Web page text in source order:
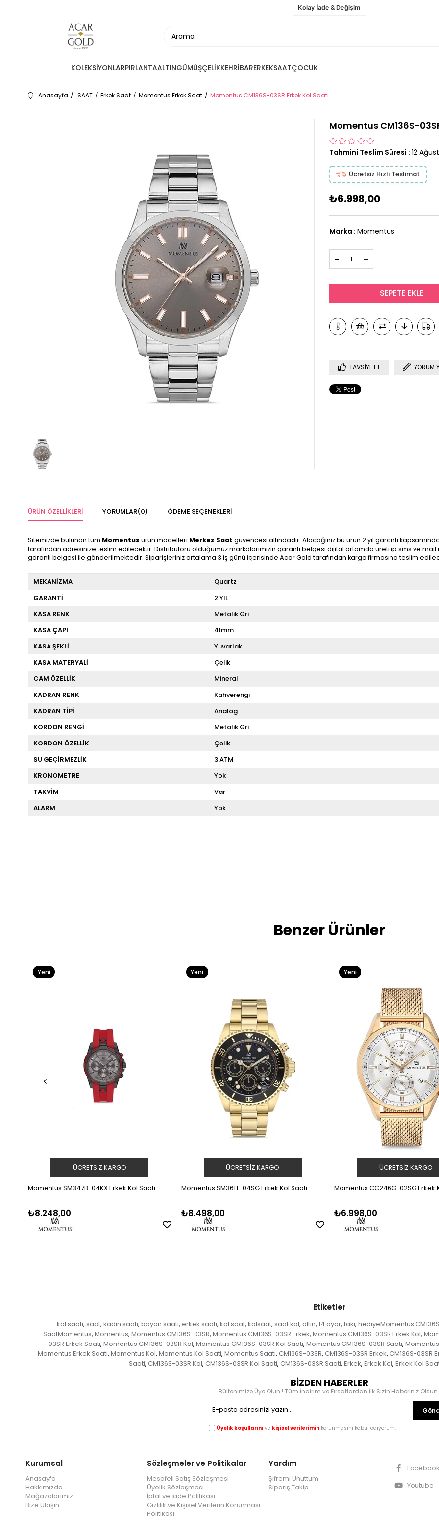
Kolay İade & Değişim
KOLEKSİYONLARPIRLANTAALTINGÜMÜŞÇELİKKEHRİBARERKEKSAATÇOCUK
Anasayfa SAAT Erkek Saat Momentus Erkek Saat Momentus CM136S-03SR Erkek Kol Saati
Momentus CM136S-
Tahmini Teslim Süresi : 12
Ücretsiz Hızlı Teslimat
₺6.998,00
Marka : Momentus
TAVSIYE ET YORUM
ÜRÜN ÖZELLIKLERI YORUMLAR(0) ÖDEME SEÇENEKLERI
Sitemizde bulunan tüm Momentus ürün modelleri Merkez Saat güvencesi altındadır. Alacağınız bu ürün 2 yıl garanti
tarafından adresinize teslim edilecektir. Distribütörü olduğumuz markalarımızın garanti belgesi dijital ortamda üretilip sms ve mail
garanti belgesi ile gönderilmektedir. Siparişleriniz ortalama 3 iş günü içerisinde Acar Gold tarafından kargo firmasına teslim
MEKANİZMA
Quartz
GARANTİ
2 YIL
KASA RENK
Metalik Gri
KASA ÇAPI
41mm
KASA ŞEKLİ
Yuvarlak
KASA MATERYALİ
Çelik
CAM ÖZELLİK
Mineral
KADRAN RENK
Kahverengi
KADRAN TİPİ
Analog
KORDON RENGİ
Metalik Gri
KORDON ÖZELLİK
Çelik
SU GEÇİRMEZLİK
3 ATM
KRONOMETRE
Yok
TAKVİM
Var
ALARM
Yok
Benzer Ürünler
Momentus SM347B-04KX Erkek Kol Saati
₺8.248,00
ÜCRETSIZ KARGO
Yeni
Momentus SM361T-04SG Erkek Kol Saati
₺8.498,00
ÜCRETSIZ KARGO
Yeni
Momentus CC246G-02SG Erkek
₺6.998,00
ÜCRETSIZ KARGO
Yeni
Etiketler
kol saati, saat, kadın saati, bayan saati, erkek saati, kol saat, kolsaat, saat kol, altın, 14 ayar, takı, hediyeMomentus
SaatMomentus, Momentus, Momentus CM136S-03SR, Momentus CM136S-03SR Erkek, Momentus CM136S-03SR Erkek Kol,
03SR Erkek Saati, Momentus CM136S-03SR Kol, Momentus CM136S-03SR Kol Saati, Momentus CM136S-03SR Saati,
Momentus Erkek Saati, Momentus Kol, Momentus Kol Saati, Momentus Saati, CM136S-03SR, CM136S-03SR Erkek, CM136S-03SR
Saati, CM136S-03SR Kol, CM136S-03SR Kol Saati, CM136S-03SR Saati, Erkek, Erkek Kol, Erkek Kol
BİZDEN HABERLER
Bültenimize Üye Olun ! Tüm İndirim ve Fırsatlardan İlk Sizin Haberiniz Olsun
Üyelik koşullarını ve kişisel verilerimin korunmasını kabul ediyorum.
Kurumsal
Anasayfa
Hakkımızda
Mağazalarımız
Bize Ulaşın
Sözleşmeler ve Politikalar
Mesafeli Satış Sözleşmesi
Üyelik Sözleşmesi
İptal ve İade Politikası
Gizlilik ve Kişisel Verilerin Korunması
Politikası
Yardım
Şifremi Unuttum
Sipariş Takip
Facebook
Youtube